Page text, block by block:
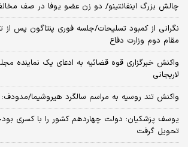
چالش بزرگ اینفانتینو/ دو زن عضو یوفا در صف
نگرانی از کمبود تسلیحات/جلسه فوری پنتاگون پس از
مقام دوم وزارت دفاع
واکنش خبرگزاری قوه قضائیه به ادعای یک نماینده
لاریجانی
واکنش تند روسیه به مراسم سالگرد هیروشیما/مدودف:
تحویل گرفت